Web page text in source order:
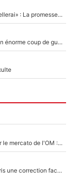
Mercato - OM - «Dès que je prends un club, je t’appellerai» : La promesse de Marcelino au moment de claquer la porte
Victime de racisme contre Murray, Kyrgios pousse un énorme coup de gueule !
Medina, Rulli, Paixao... ça part dans tous les sens sur le mercato de l'OM : Frank McCourt va enfin récupérer l'argent qu'il attend ?
Sans Ousmane Dembélé et Désiré Doué, le PSG a pris une correction face à Majorque : Luis Enrique attend avec impatience des renforts !